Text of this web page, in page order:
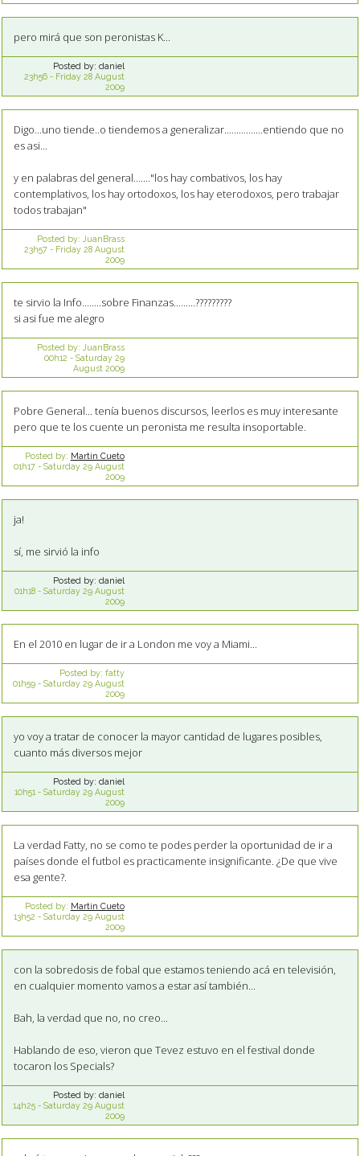
pero mirá que son peronistas K...
Posted by: daniel
23h56- Friday 28 August
2009
Digo...uno tiende..o tiendemos a generalizar................entiendo que no
es asi...
y en palabras del general......."los hay combativos, los hay
contemplativos, los hay ortodoxos, los hay eterodoxos, pero trabajar
todos trabajan"
Posted by: JuanBrass
23h57- Friday 28 August
2009
te sirvio la Info........sobre Finanzas.........?????????
si asi fue me alegro
Posted by: JuanBrass
00h12 - Saturday 29
August 2009
Pobre General... tenía buenos discursos, leerlos es muy interesante
pero que te los cuente un peronista me resulta insoportable.
Posted by: Martin Cueto
01h17- Saturday 29 August
2009
ja!
sí, me sirvió la info
Posted by: daniel
01h18- Saturday 29 August
2009
En el 2010 en lugar de ir a London me voy a Miami...
Posted by: fatty
01h59- Saturday 29 August
2009
yo voy a tratar de conocer la mayor cantidad de lugares posibles,
cuanto más diversos mejor
Posted by: daniel
10h51 - Saturday 29 August
2009
La verdad Fatty, no se como te podes perder la oportunidad de ir a
países donde el futbol es practicamente insignificante. ¿De que vive
esa gente?.
Posted by: Martin Cueto
13h52 - Saturday 29 August
2009
con la sobredosis de fobal que estamos teniendo acá en televisión,
en cualquier momento vamos a estar así también...
Bah, la verdad que no, no creo...
Hablando de eso, vieron que Tevez estuvo en el festival donde
tocaron los Specials?
Posted by: daniel
14h25- Saturday 29 August
2009